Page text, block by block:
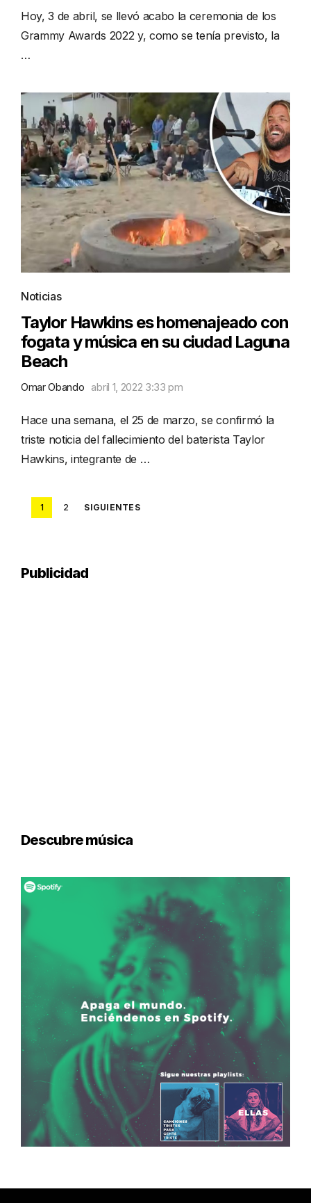
Hoy, 3 de abril, se llevó acabo la ceremonia de los
Grammy Awards 2022 y, como se tenía previsto, la
…
Noticias
Taylor Hawkins es homenajeado con
fogata y música en su ciudad Laguna
Beach
Omar Obando abril 1, 2022 3:33 pm
Hace una semana, el 25 de marzo, se confirmó la
triste noticia del fallecimiento del baterista Taylor
Hawkins, integrante de …
Posts
1 2 SIGUIENTES
Publicidad
Descubre música